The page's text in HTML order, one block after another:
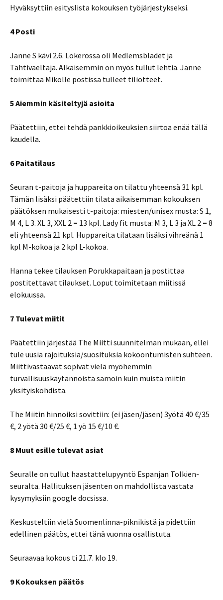
Hyväksyttiin esityslista kokouksen työjärjestykseksi.
4 Posti
Janne S kävi 2.6. Lokerossa oli Medlemsbladet ja
Tähtivaeltaja. AIkaisemmin on myös tullut lehtiä. Janne
toimittaa Mikolle postissa tulleet tiliotteet.
5 Aiemmin käsiteltyjä asioita
Päätettiin, ettei tehdä pankkioikeuksien siirtoa enää tällä
kaudella.
6 Paitatilaus
Seuran t-paitoja ja huppareita on tilattu yhteensä 31 kpl.
Tämän lisäksi päätettiin tilata aikaisemman kokouksen
päätöksen mukaisesti t-paitoja: miesten/unisex musta: S 1,
M 4, L 3. XL 3, XXL 2 = 13 kpl. Lady fit musta: M 3, L 3 ja XL 2 = 8
eli yhteensä 21 kpl. Huppareita tilataan lisäksi vihreänä 1
kpl M-kokoa ja 2 kpl L-kokoa.
Hanna tekee tilauksen Porukkapaitaan ja postittaa
postitettavat tilaukset. Loput toimitetaan miitissä
elokuussa.
7 Tulevat miitit
Päätettiin järjestää The Miitti suunnitelman mukaan, ellei
tule uusia rajoituksia/suosituksia kokoontumisten suhteen.
Miittivastaavat sopivat vielä myöhemmin
turvallisuuskäytännöistä samoin kuin muista miitin
yksityiskohdista.
The Miitin hinnoiksi sovittiin: (ei jäsen/jäsen) 3yötä 40 €/35
€, 2 yötä 30 €/25 €, 1 yö 15 €/10 €.
8 Muut esille tulevat asiat
Seuralle on tullut haastattelupyyntö Espanjan Tolkien-
seuralta. Hallituksen jäsenten on mahdollista vastata
kysymyksiin google docsissa.
Keskusteltiin vielä Suomenlinna-piknikistä ja pidettiin
edellinen päätös, ettei tänä vuonna osallistuta.
Seuraavaa kokous ti 21.7. klo 19.
9 Kokouksen päätös